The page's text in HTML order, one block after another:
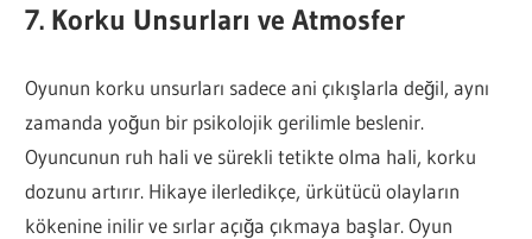
7. Korku Unsurları ve Atmosfer
Oyunun korku unsurları sadece ani çıkışlarla değil, aynı
zamanda yoğun bir psikolojik gerilimle beslenir.
Oyuncunun ruh hali ve sürekli tetikte olma hali, korku
dozunu artırır. Hikaye ilerledikçe, ürkütücü olayların
kökenine inilir ve sırlar açığa çıkmaya başlar. Oyun